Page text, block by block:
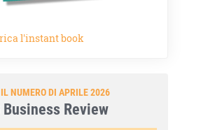
l'instant book
NUMERO DI APRILE 2026
Business Review